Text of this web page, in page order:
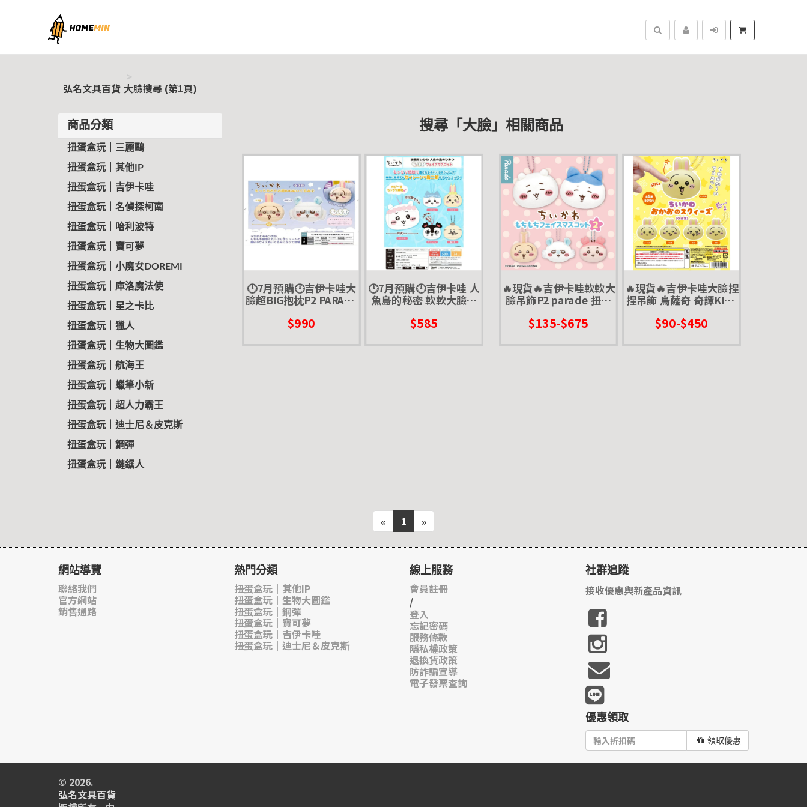
弘名文具百貨
搜尋
弘名文具百貨 大臉搜尋 (第1頁)
商品分類
扭蛋盒玩｜三麗鷗
扭蛋盒玩｜其他IP
扭蛋盒玩｜吉伊卡哇
扭蛋盒玩｜名偵探柯南
扭蛋盒玩｜哈利波特
扭蛋盒玩｜寶可夢
扭蛋盒玩｜小魔女DOREMI
扭蛋盒玩｜庫洛魔法使
扭蛋盒玩｜星之卡比
扭蛋盒玩｜獵人
扭蛋盒玩｜生物大圖鑑
扭蛋盒玩｜航海王
扭蛋盒玩｜蠟筆小新
扭蛋盒玩｜超人力霸王
扭蛋盒玩｜迪士尼＆皮克斯
扭蛋盒玩｜鋼彈
扭蛋盒玩｜鏈鋸人
搜尋「大臉」相關商品
🕛7月預購🕛吉伊卡哇大
臉超BIG抱枕P2 PARADE
奇 小桃
$990
🕛7月預購🕛吉伊卡哇 人
魚島的秘密 軟軟大臉吊
蓮
$585
🔥現貨🔥吉伊卡哇軟軟大
臉吊飾P2 parade 扭蛋
巴 小桃 古本屋 玩偶 娃娃
$135-$675
🔥現貨🔥吉伊卡哇大臉捏
捏吊飾 烏薩奇 奇譚KITA
兔子 兔兔 大頭
$90-$450
« 1 »
網站導覽
聯絡我們
官方網站
銷售通路
熱門分類
扭蛋盒玩｜其他IP
扭蛋盒玩｜生物大圖鑑
扭蛋盒玩｜鋼彈
扭蛋盒玩｜寶可夢
扭蛋盒玩｜吉伊卡哇
扭蛋盒玩｜迪士尼＆皮克斯
線上服務
會員註冊
/
登入
忘記密碼
服務條款
隱私權政策
退換貨政策
防詐騙宣導
電子發票查詢
社群追蹤
接收優惠與新產品資訊
優惠領取
領取優惠
© 2026.
弘名文具百貨